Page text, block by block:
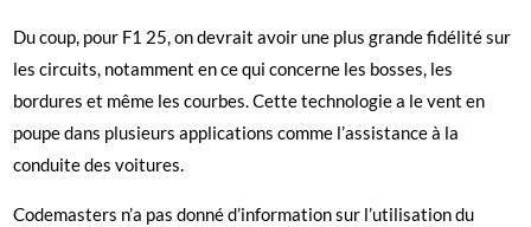
Du coup, pour F1 25, on devrait avoir une plus grande fidélité sur
les circuits, notamment en ce qui concerne les bosses, les
bordures et même les courbes. Cette technologie a le vent en
poupe dans plusieurs applications comme l’assistance à la
conduite des voitures.
Codemasters n’a pas donné d’information sur l’utilisation du